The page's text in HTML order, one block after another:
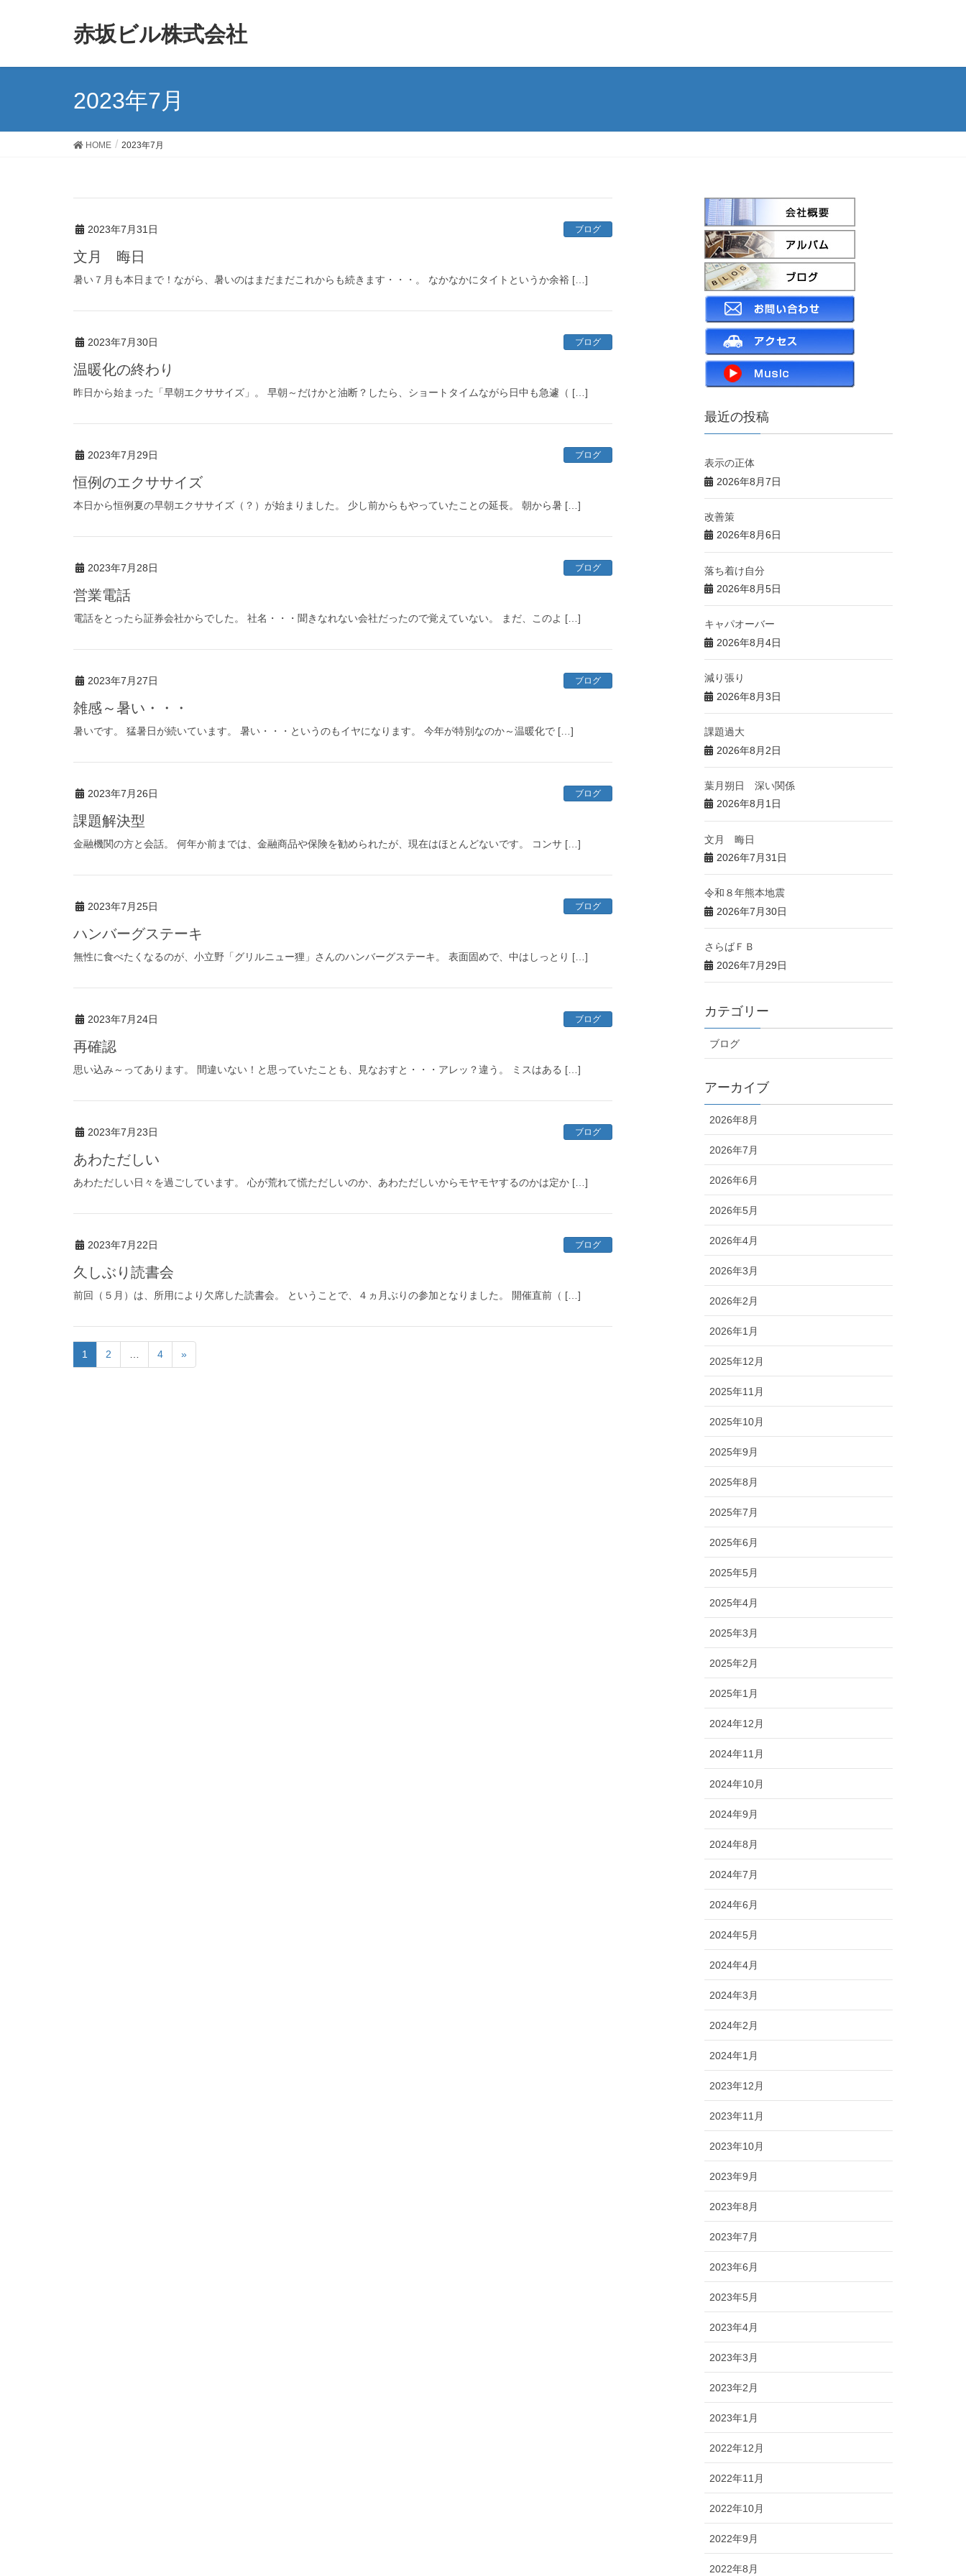
赤坂ビル株式会社
2023年7月
HOME 2023年7月
2023年7月31日 ブログ
文月 晦日
暑い７月も本日まで！ながら、暑いのはまだまだこれからも続きます・・・。 なかなかにタイトというか余裕 […]
2023年7月30日 ブログ
温暖化の終わり
昨日から始まった「早朝エクササイズ」。 早朝～だけかと油断？したら、ショートタイムながら日中も急遽（ […]
2023年7月29日 ブログ
恒例のエクササイズ
本日から恒例夏の早朝エクササイズ（？）が始まりました。 少し前からもやっていたことの延長。 朝から暑 […]
2023年7月28日 ブログ
営業電話
電話をとったら証券会社からでした。 社名・・・聞きなれない会社だったので覚えていない。 まだ、このよ […]
2023年7月27日 ブログ
雑感～暑い・・・
暑いです。 猛暑日が続いています。 暑い・・・というのもイヤになります。 今年が特別なのか～温暖化で […]
2023年7月26日 ブログ
課題解決型
金融機関の方と会話。 何年か前までは、金融商品や保険を勧められたが、現在はほとんどないです。 コンサ […]
2023年7月25日 ブログ
ハンバーグステーキ
無性に食べたくなるのが、小立野「グリルニュー狸」さんのハンバーグステーキ。 表面固めで、中はしっとり […]
2023年7月24日 ブログ
再確認
思い込み～ってあります。 間違いない！と思っていたことも、見なおすと・・・アレッ？違う。 ミスはある […]
2023年7月23日 ブログ
あわただしい
あわただしい日々を過ごしています。 心が荒れて慌ただしいのか、あわただしいからモヤモヤするのかは定か […]
2023年7月22日 ブログ
久しぶり読書会
前回（５月）は、所用により欠席した読書会。 ということで、４ヵ月ぶりの参加となりました。 開催直前（ […]
1 2 4 »
最近の投稿
表示の正体
2026年8月7日
改善策
2026年8月6日
落ち着け自分
2026年8月5日
キャパオーバー
2026年8月4日
減り張り
2026年8月3日
課題過大
2026年8月2日
葉月朔日 深い関係
2026年8月1日
文月 晦日
2026年7月31日
令和８年熊本地震
2026年7月30日
さらばＦＢ
2026年7月29日
カテゴリー
ブログ
アーカイブ
2026年8月
2026年7月
2026年6月
2026年5月
2026年4月
2026年3月
2026年2月
2026年1月
2025年12月
2025年11月
2025年10月
2025年9月
2025年8月
2025年7月
2025年6月
2025年5月
2025年4月
2025年3月
2025年2月
2025年1月
2024年12月
2024年11月
2024年10月
2024年9月
2024年8月
2024年7月
2024年6月
2024年5月
2024年4月
2024年3月
2024年2月
2024年1月
2023年12月
2023年11月
2023年10月
2023年9月
2023年8月
2023年7月
2023年6月
2023年5月
2023年4月
2023年3月
2023年2月
2023年1月
2022年12月
2022年11月
2022年10月
2022年9月
2022年8月